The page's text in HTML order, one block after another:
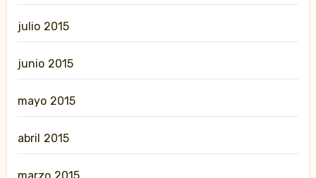
julio 2015
junio 2015
mayo 2015
abril 2015